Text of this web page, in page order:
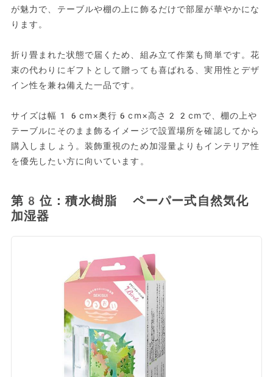
が魅力で、テーブルや棚の上に飾るだけで部屋が華やかにな
ります。
折り畳まれた状態で届くため、組み立て作業も簡単です。花
束の代わりにギフトとして贈っても喜ばれる、実用性とデザ
イン性を兼ね備えた一品です。
サイズは幅16cm×奥行6cm×高さ22cmで、棚の上や
テーブルにそのまま飾るイメージで設置場所を確認してから
購入しましょう。装飾重視のため加湿量よりもインテリア性
を優先したい方に向いています。
第8位：積水樹脂 ペーパー式自然気化
加湿器